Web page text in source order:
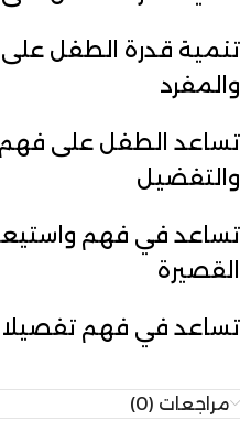
تنمية قدرة الطفل
والمفرد
تساعد الطفل على فهم
والتفضيل
تساعد في فهم
القصيرة
تساعد في فهم
مراجعات (0)